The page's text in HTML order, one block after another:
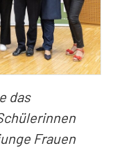
das
Frauen